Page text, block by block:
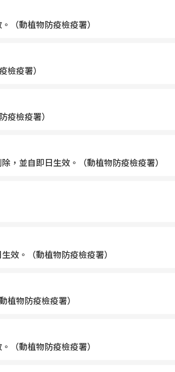
（動植物防疫檢疫署）
疫署）
檢疫署）
，並自即日生效。（動植物防疫檢疫署）
效。（動植物防疫檢疫署）
物防疫檢疫署）
（動植物防疫檢疫署）